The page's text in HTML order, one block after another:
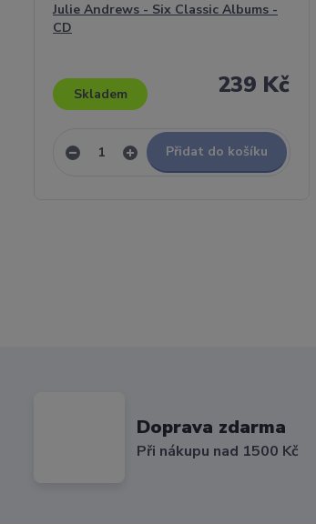
Julie Andrews - Six Classic Albums -
CD
239 Kč
Skladem
Přidat do košíku
Doprava zdarma
Při nákupu nad 1500 Kč